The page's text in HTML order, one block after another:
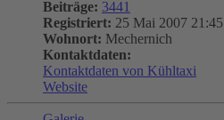
Beiträge: 3441
Registriert: 25 Mai 2007 21:45
Wohnort: Mechernich
Kontaktdaten:
Kontaktdaten von Kühltaxi
Website